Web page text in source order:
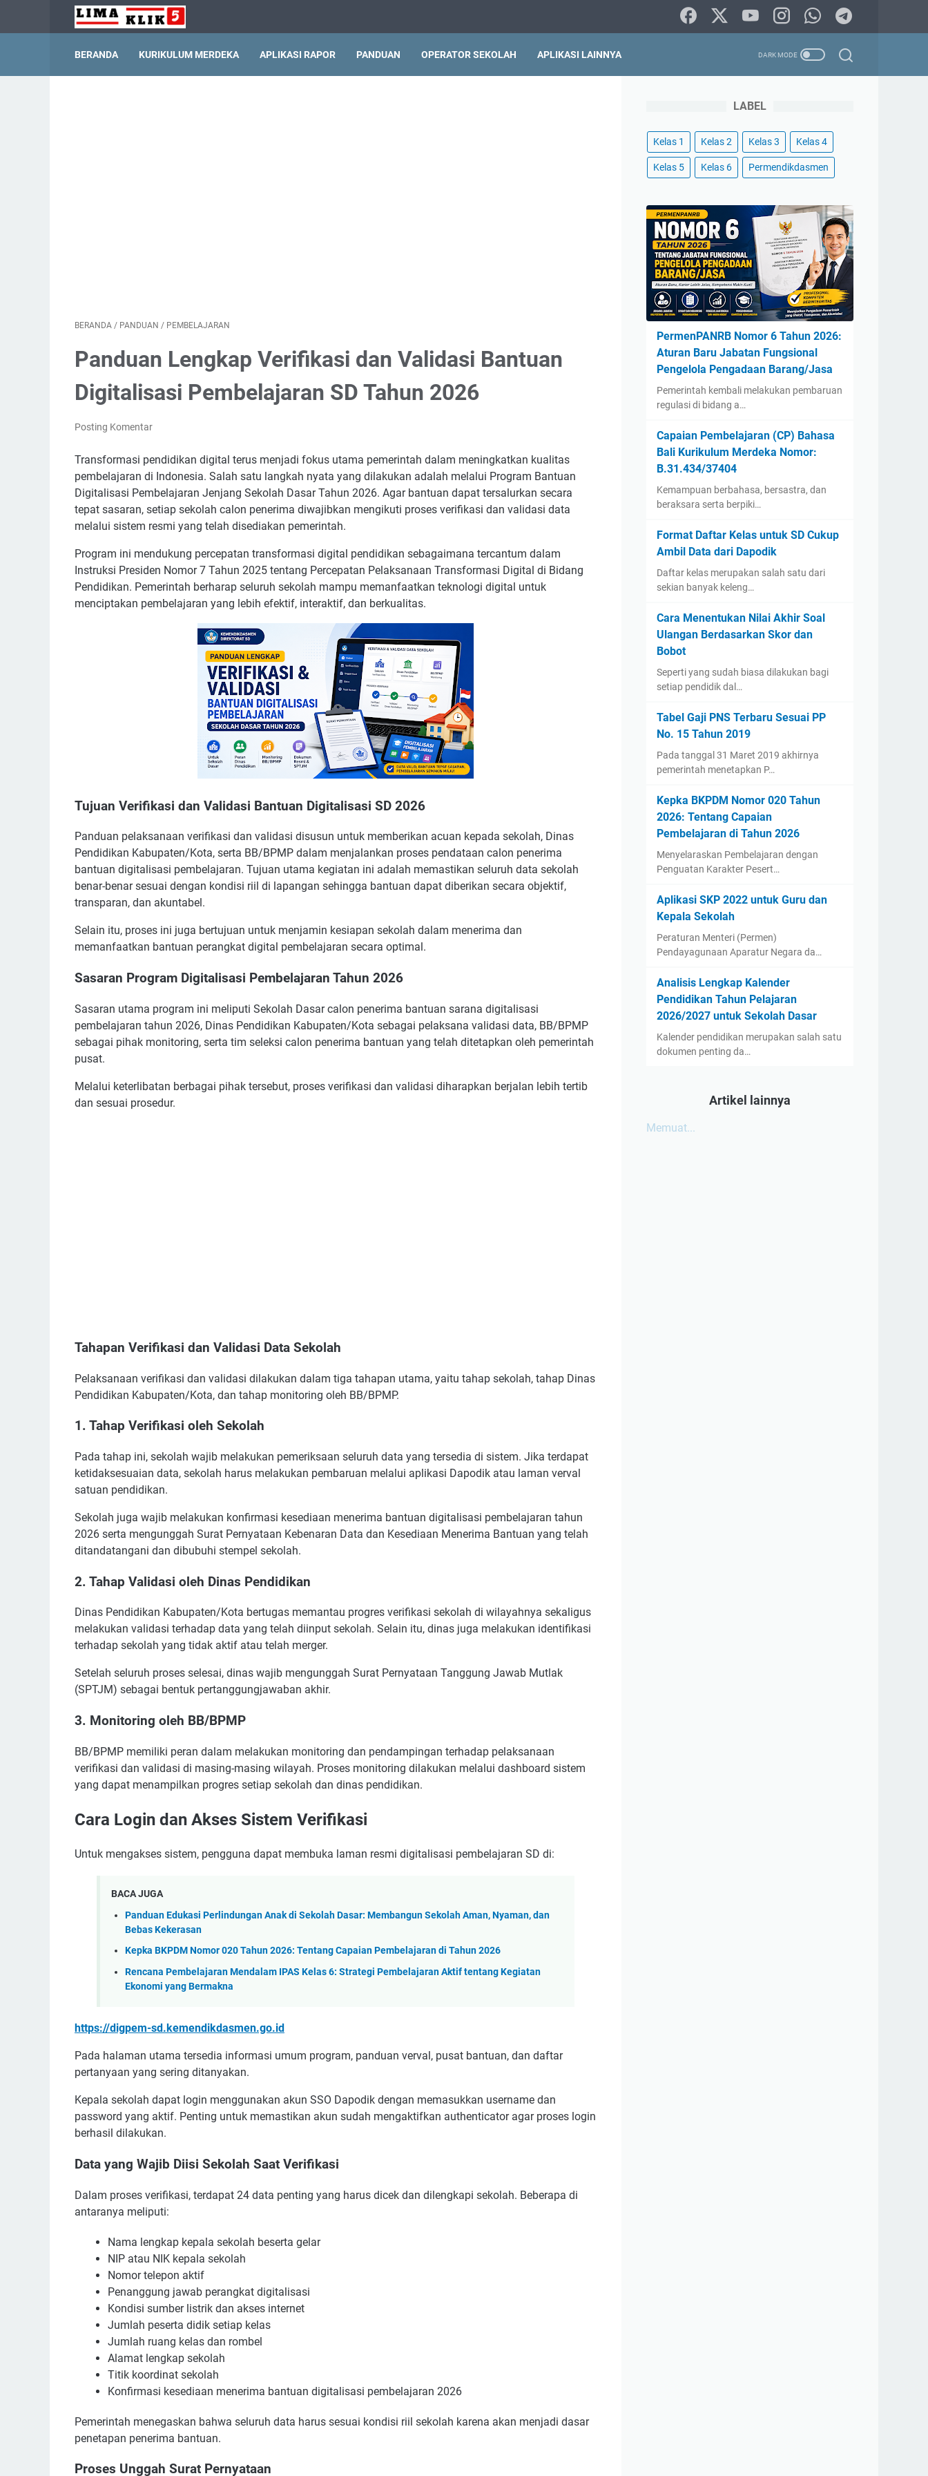
BERANDA KURIKULUM MERDEKA APLIKASI RAPOR PANDUAN OPERATOR SEKOLAH APLIKASI LAINNYA
BERANDA / PANDUAN / PEMBELAJARAN
Panduan Lengkap Verifikasi dan Validasi Bantuan
Digitalisasi Pembelajaran SD Tahun 2026
Posting Komentar
Transformasi pendidikan digital terus menjadi fokus utama pemerintah dalam meningkatkan kualitas
pembelajaran di Indonesia. Salah satu langkah nyata yang dilakukan adalah melalui Program Bantuan
Digitalisasi Pembelajaran Jenjang Sekolah Dasar Tahun 2026. Agar bantuan dapat tersalurkan secara
tepat sasaran, setiap sekolah calon penerima diwajibkan mengikuti proses verifikasi dan validasi data
melalui sistem resmi yang telah disediakan pemerintah.
Program ini mendukung percepatan transformasi digital pendidikan sebagaimana tercantum dalam
Instruksi Presiden Nomor 7 Tahun 2025 tentang Percepatan Pelaksanaan Transformasi Digital di Bidang
Pendidikan. Pemerintah berharap seluruh sekolah mampu memanfaatkan teknologi digital untuk
menciptakan pembelajaran yang lebih efektif, interaktif, dan berkualitas.
Tujuan Verifikasi dan Validasi Bantuan Digitalisasi SD 2026
Panduan pelaksanaan verifikasi dan validasi disusun untuk memberikan acuan kepada sekolah, Dinas
Pendidikan Kabupaten/Kota, serta BB/BPMP dalam menjalankan proses pendataan calon penerima
bantuan digitalisasi pembelajaran. Tujuan utama kegiatan ini adalah memastikan seluruh data sekolah
benar-benar sesuai dengan kondisi riil di lapangan sehingga bantuan dapat diberikan secara objektif,
transparan, dan akuntabel.
Selain itu, proses ini juga bertujuan untuk menjamin kesiapan sekolah dalam menerima dan
memanfaatkan bantuan perangkat digital pembelajaran secara optimal.
Sasaran Program Digitalisasi Pembelajaran Tahun 2026
Sasaran utama program ini meliputi Sekolah Dasar calon penerima bantuan sarana digitalisasi
pembelajaran tahun 2026, Dinas Pendidikan Kabupaten/Kota sebagai pelaksana validasi data, BB/BPMP
sebagai pihak monitoring, serta tim seleksi calon penerima bantuan yang telah ditetapkan oleh pemerintah
pusat.
Melalui keterlibatan berbagai pihak tersebut, proses verifikasi dan validasi diharapkan berjalan lebih tertib
dan sesuai prosedur.
Tahapan Verifikasi dan Validasi Data Sekolah
Pelaksanaan verifikasi dan validasi dilakukan dalam tiga tahapan utama, yaitu tahap sekolah, tahap Dinas
Pendidikan Kabupaten/Kota, dan tahap monitoring oleh BB/BPMP.
1. Tahap Verifikasi oleh Sekolah
Pada tahap ini, sekolah wajib melakukan pemeriksaan seluruh data yang tersedia di sistem. Jika terdapat
ketidaksesuaian data, sekolah harus melakukan pembaruan melalui aplikasi Dapodik atau laman verval
satuan pendidikan.
Sekolah juga wajib melakukan konfirmasi kesediaan menerima bantuan digitalisasi pembelajaran tahun
2026 serta mengunggah Surat Pernyataan Kebenaran Data dan Kesediaan Menerima Bantuan yang telah
ditandatangani dan dibubuhi stempel sekolah.
2. Tahap Validasi oleh Dinas Pendidikan
Dinas Pendidikan Kabupaten/Kota bertugas memantau progres verifikasi sekolah di wilayahnya sekaligus
melakukan validasi terhadap data yang telah diinput sekolah. Selain itu, dinas juga melakukan identifikasi
terhadap sekolah yang tidak aktif atau telah merger.
Setelah seluruh proses selesai, dinas wajib mengunggah Surat Pernyataan Tanggung Jawab Mutlak
(SPTJM) sebagai bentuk pertanggungjawaban akhir.
3. Monitoring oleh BB/BPMP
BB/BPMP memiliki peran dalam melakukan monitoring dan pendampingan terhadap pelaksanaan
verifikasi dan validasi di masing-masing wilayah. Proses monitoring dilakukan melalui dashboard sistem
yang dapat menampilkan progres setiap sekolah dan dinas pendidikan.
Cara Login dan Akses Sistem Verifikasi
Untuk mengakses sistem, pengguna dapat membuka laman resmi digitalisasi pembelajaran SD di:
BACA JUGA
Panduan Edukasi Perlindungan Anak di Sekolah Dasar: Membangun Sekolah Aman, Nyaman, dan
Bebas Kekerasan
Kepka BKPDM Nomor 020 Tahun 2026: Tentang Capaian Pembelajaran di Tahun 2026
Rencana Pembelajaran Mendalam IPAS Kelas 6: Strategi Pembelajaran Aktif tentang Kegiatan
Ekonomi yang Bermakna
https://digpem-sd.kemendikdasmen.go.id
Pada halaman utama tersedia informasi umum program, panduan verval, pusat bantuan, dan daftar
pertanyaan yang sering ditanyakan.
Kepala sekolah dapat login menggunakan akun SSO Dapodik dengan memasukkan username dan
password yang aktif. Penting untuk memastikan akun sudah mengaktifkan authenticator agar proses login
berhasil dilakukan.
Data yang Wajib Diisi Sekolah Saat Verifikasi
Dalam proses verifikasi, terdapat 24 data penting yang harus dicek dan dilengkapi sekolah. Beberapa di
antaranya meliputi:
Nama lengkap kepala sekolah beserta gelar
NIP atau NIK kepala sekolah
Nomor telepon aktif
Penanggung jawab perangkat digitalisasi
Kondisi sumber listrik dan akses internet
Jumlah peserta didik setiap kelas
Jumlah ruang kelas dan rombel
Alamat lengkap sekolah
Titik koordinat sekolah
Konfirmasi kesediaan menerima bantuan digitalisasi pembelajaran 2026
Pemerintah menegaskan bahwa seluruh data harus sesuai kondisi riil sekolah karena akan menjadi dasar
penetapan penerima bantuan.
Proses Unggah Surat Pernyataan
LABEL
Kelas 1 Kelas 2 Kelas 3 Kelas 4
Kelas 5 Kelas 6 Permendikdasmen
PermenPANRB Nomor 6 Tahun 2026:
Aturan Baru Jabatan Fungsional
Pengelola Pengadaan Barang/Jasa
Pemerintah kembali melakukan pembaruan
regulasi di bidang a…
Capaian Pembelajaran (CP) Bahasa
Bali Kurikulum Merdeka Nomor:
B.31.434/37404
Kemampuan berbahasa, bersastra, dan
beraksara serta berpiki…
Format Daftar Kelas untuk SD Cukup
Ambil Data dari Dapodik
Daftar kelas merupakan salah satu dari
sekian banyak keleng…
Cara Menentukan Nilai Akhir Soal
Ulangan Berdasarkan Skor dan
Bobot
Seperti yang sudah biasa dilakukan bagi
setiap pendidik dal…
Tabel Gaji PNS Terbaru Sesuai PP
No. 15 Tahun 2019
Pada tanggal 31 Maret 2019 akhirnya
pemerintah menetapkan P…
Kepka BKPDM Nomor 020 Tahun
2026: Tentang Capaian
Pembelajaran di Tahun 2026
Menyelaraskan Pembelajaran dengan
Penguatan Karakter Pesert…
Aplikasi SKP 2022 untuk Guru dan
Kepala Sekolah
Peraturan Menteri (Permen)
Pendayagunaan Aparatur Negara da…
Analisis Lengkap Kalender
Pendidikan Tahun Pelajaran
2026/2027 untuk Sekolah Dasar
Kalender pendidikan merupakan salah satu
dokumen penting da…
Artikel lainnya
Memuat...